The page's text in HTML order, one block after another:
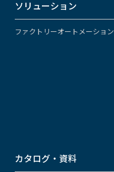
ソリューション
ファクトリーオートメーション
カタログ・資料